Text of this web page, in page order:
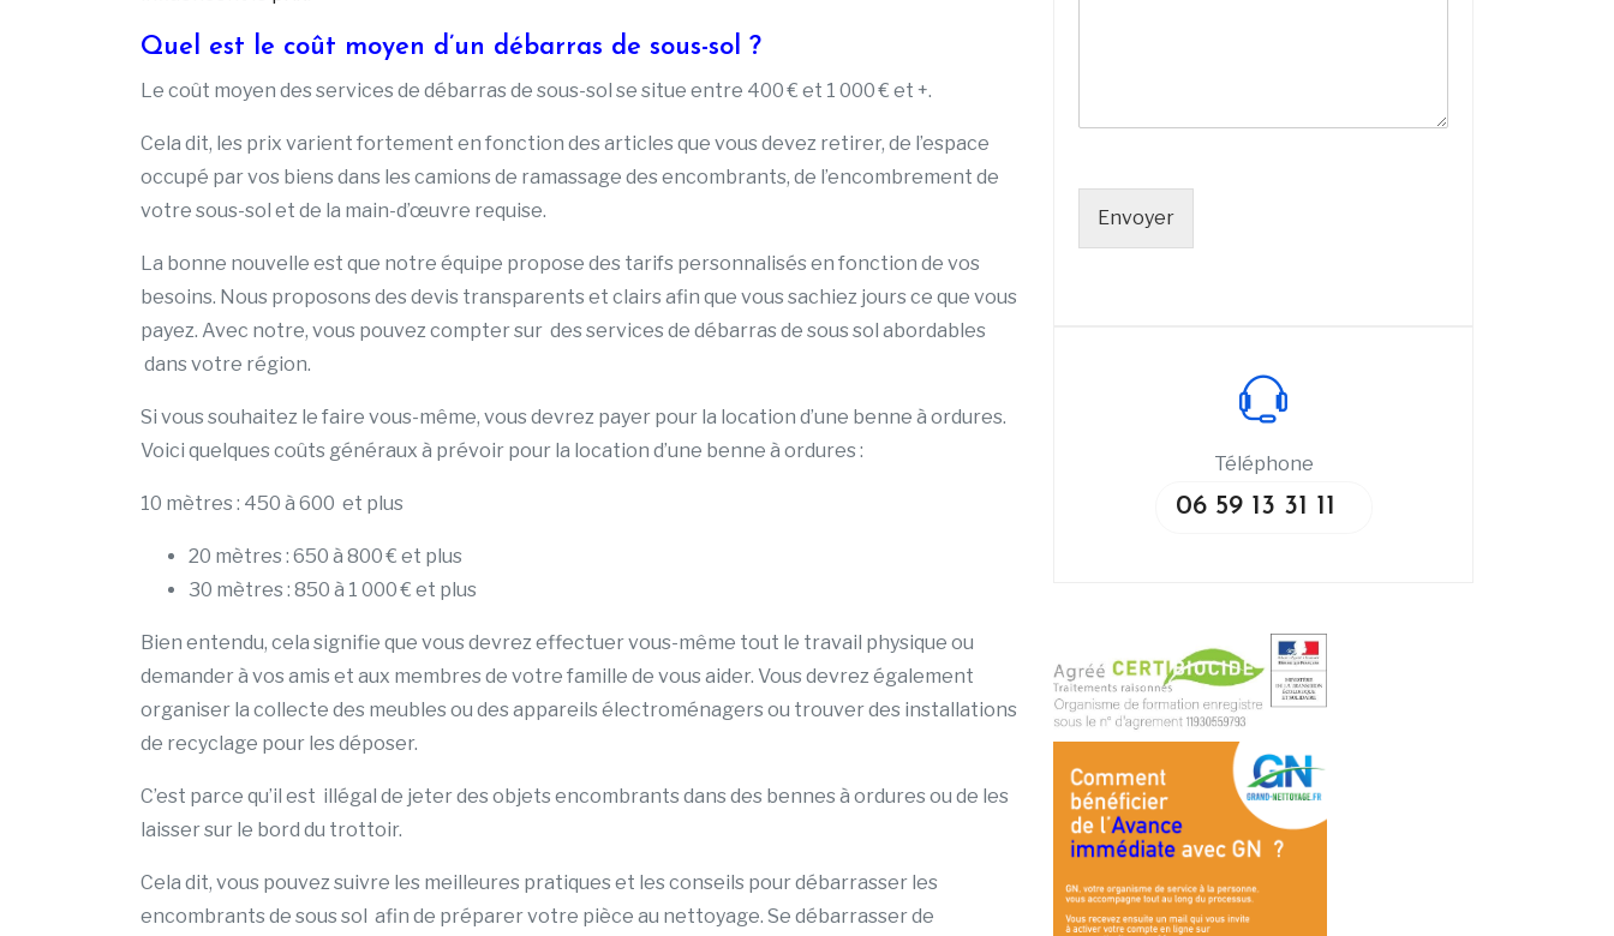
Quel est le coût moyen d’un débarras de sous-sol ?
Le coût moyen des services de débarras de sous-sol se situe entre 400 € et 1 000 € et +.
Cela dit, les prix varient fortement en fonction des articles que vous devez retirer, de l’espace
occupé par vos biens dans les camions de ramassage des encombrants, de l’encombrement de
votre sous-sol et de la main-d’œuvre requise.
La bonne nouvelle est que notre équipe propose des tarifs personnalisés en fonction de vos
besoins. Nous proposons des devis transparents et clairs afin que vous sachiez jours ce que vous
payez. Avec notre, vous pouvez compter sur des services de débarras de sous sol abordables
dans votre région.
Si vous souhaitez le faire vous-même, vous devrez payer pour la location d’une benne à ordures.
Voici quelques coûts généraux à prévoir pour la location d’une benne à ordures :
10 mètres : 450 à 600 et plus
20 mètres : 650 à 800 € et plus
30 mètres : 850 à 1 000 € et plus
Bien entendu, cela signifie que vous devrez effectuer vous-même tout le travail physique ou
demander à vos amis et aux membres de votre famille de vous aider. Vous devrez également
organiser la collecte des meubles ou des appareils électroménagers ou trouver des installations
de recyclage pour les déposer.
C’est parce qu’il est illégal de jeter des objets encombrants dans des bennes à ordures ou de les
laisser sur le bord du trottoir.
Cela dit, vous pouvez suivre les meilleures pratiques et les conseils pour débarrasser les
encombrants de sous sol afin de préparer votre pièce au nettoyage. Se débarrasser de
Envoyer
Téléphone
06 59 13 31 11